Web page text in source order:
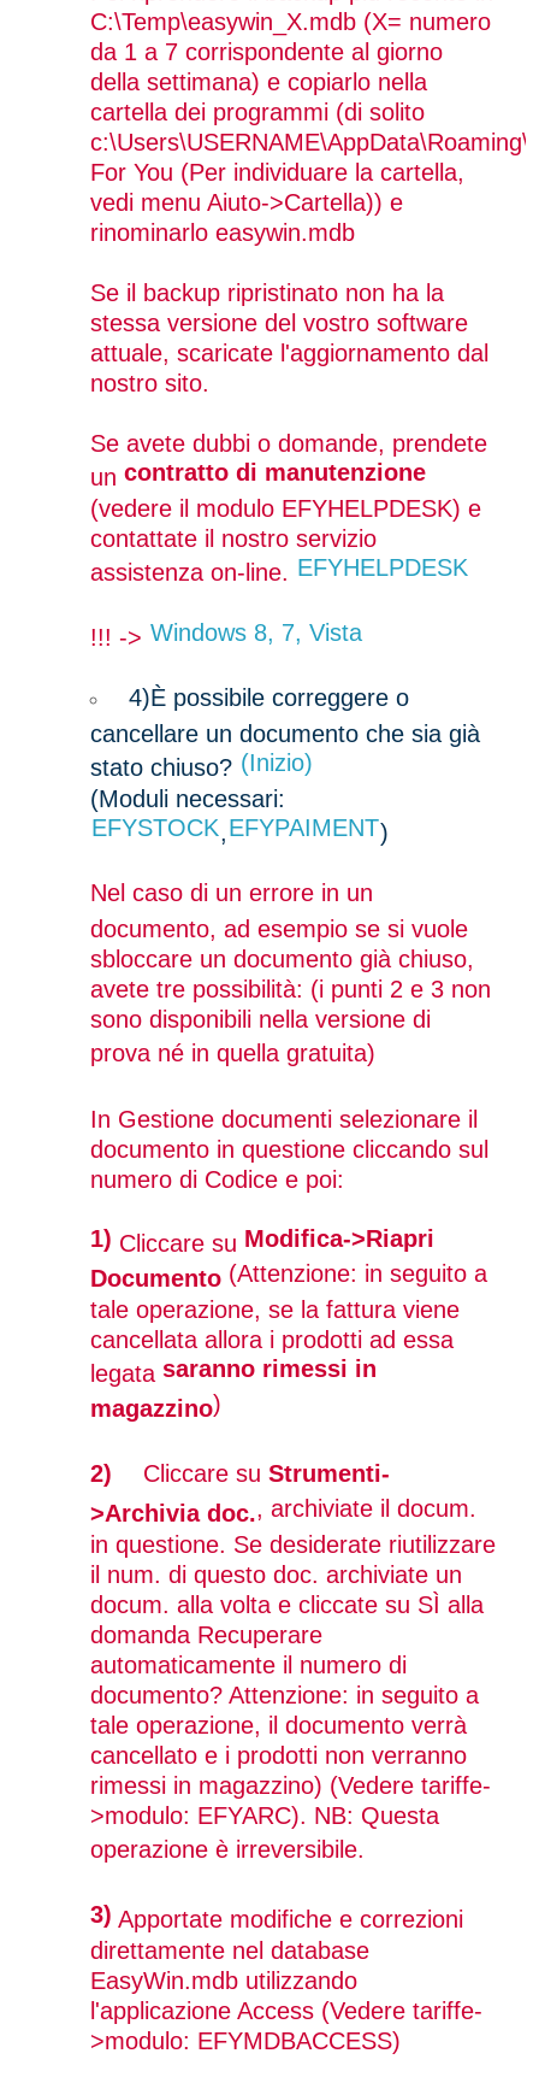
C:\Temp\easywin_X.mdb (X= numero
da 1 a 7 corrispondente al giorno
della settimana) e copiarlo nella
cartella dei programmi (di solito
For You (Per individuare la cartella,
vedi menu Aiuto->Cartella)) e
rinominarlo easywin.mdb
Se il backup ripristinato non ha la
stessa versione del vostro software
attuale, scaricate l'aggiornamento dal
nostro sito.
Se avete dubbi o domande, prendete
uncontratto di manutenzione
(vedere il modulo EFYHELPDESK) e
contattate il nostro servizio
assistenza on-line. EFYHELPDESK
!!! -> Windows 8, 7, Vista
4)È possibile correggere o
cancellare un documento che sia già
stato chiuso? (Inizio)
(Moduli necessari:
EFYSTOCK EFYPAIMENT)
Nel caso di un errore in un
documento, ad esempio se si vuole
sbloccare un documento già chiuso,
avete tre possibilità: (i punti 2 e 3 non
sono disponibili nella versione di
prova né in quella gratuita)
In Gestione documenti selezionare il
documento in questione cliccando sul
numero di Codice e poi:
1) Cliccare su Modifica->Riapri
Documento (Attenzione: in seguito a
tale operazione, se la fattura viene
cancellata allora i prodotti ad essa
legatasaranno rimessi in
magazzino)
2) Cliccare suStrumenti-
>Archivia doc. , archiviate il docum.
in questione. Se desiderate riutilizzare
il num. di questo doc. archiviate un
docum. alla volta e cliccate su SÌ alla
domanda Recuperare
automaticamente il numero di
documento? Attenzione: in seguito a
tale operazione, il documento verrà
cancellato e i prodotti non verranno
rimessi in magazzino) (Vedere tariffe-
>modulo: EFYARC). NB: Questa
operazione è irreversibile.
3) Apportate modifiche e correzioni
direttamente nel database
EasyWin.mdb utilizzando
l'applicazione Access (Vedere tariffe-
>modulo: EFYMDBACCESS)